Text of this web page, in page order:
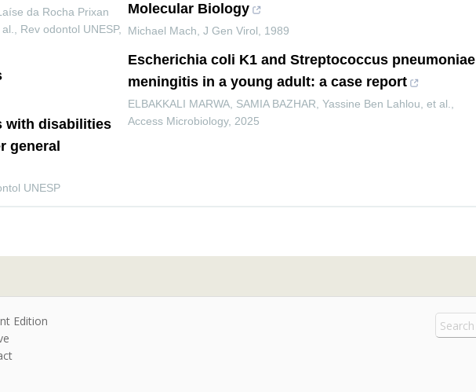
da Rocha Prixan
Rev odontol UNESP,
with disabilities
general
UNESP
Molecular Biology
Michael Mach J Gen Virol 1989
Escherichia coli K1 and Streptococcus pneumoniae
meningitis in a young adult: a case report
ELBAKKALI MARWA, SAMIA BAZHAR, Yassine Ben Lahlou, et al.
Access Microbiology, 2025
Edition